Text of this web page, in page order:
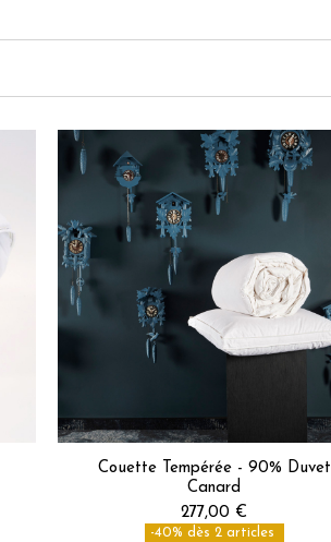
Couette Tempérée - 90% Duvet
Canard
277,00 €
-40% dès 2 articles